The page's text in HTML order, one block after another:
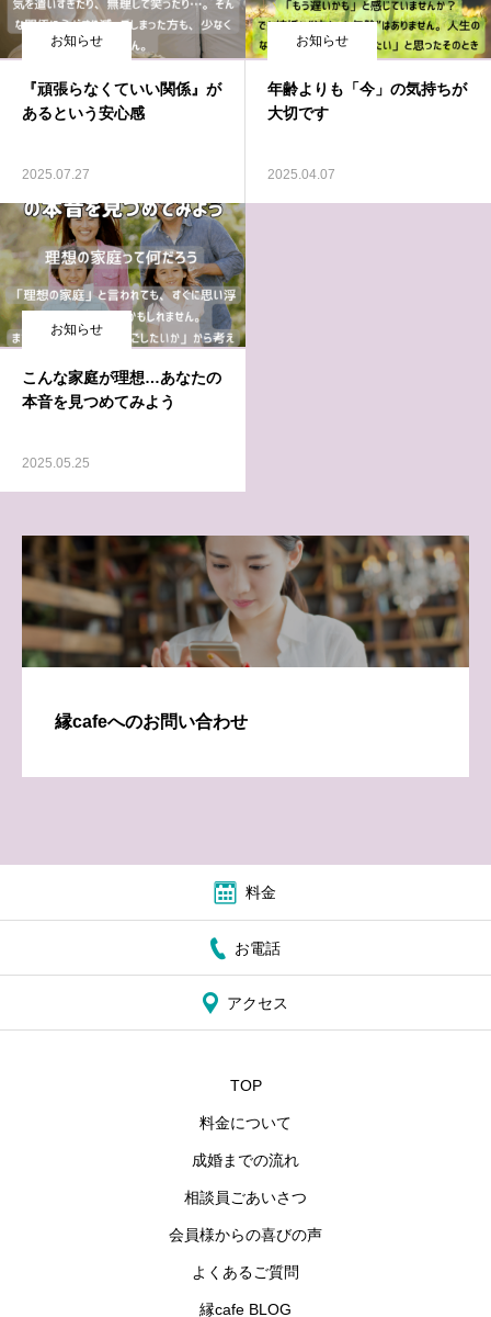
お知らせ
『頑張らなくていい関係』が
あるという安心感
2025.07.27
お知らせ
年齢よりも「今」の気持ちが
大切です
2025.04.07
お知らせ
こんな家庭が理想…あなたの
本音を見つめてみよう
2025.05.25
縁cafeへのお問い合わせ
料金
お電話
アクセス
TOP
料金について
成婚までの流れ
相談員ごあいさつ
会員様からの喜びの声
よくあるご質問
縁cafe BLOG